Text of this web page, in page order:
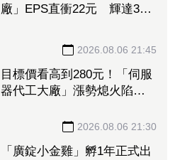
廠」EPS直衝22元 輝達3年
2026.08.06 21:45
目標價看高到280元！「伺服
器代工大廠」漲勢熄火陷連2
張、抽回21億元2026.08.06 21:30
「廣錠小金雞」孵1年正式出